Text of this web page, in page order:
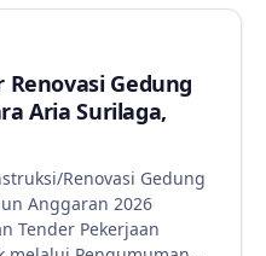
Gedung
Aria Surilaga,
Renovasi Gedung
Anggaran 2026
Tender Pekerjaan